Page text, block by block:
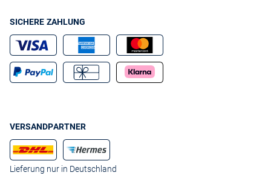
SICHERE ZAHLUNG
VERSANDPARTNER
Lieferung nur in Deutschland